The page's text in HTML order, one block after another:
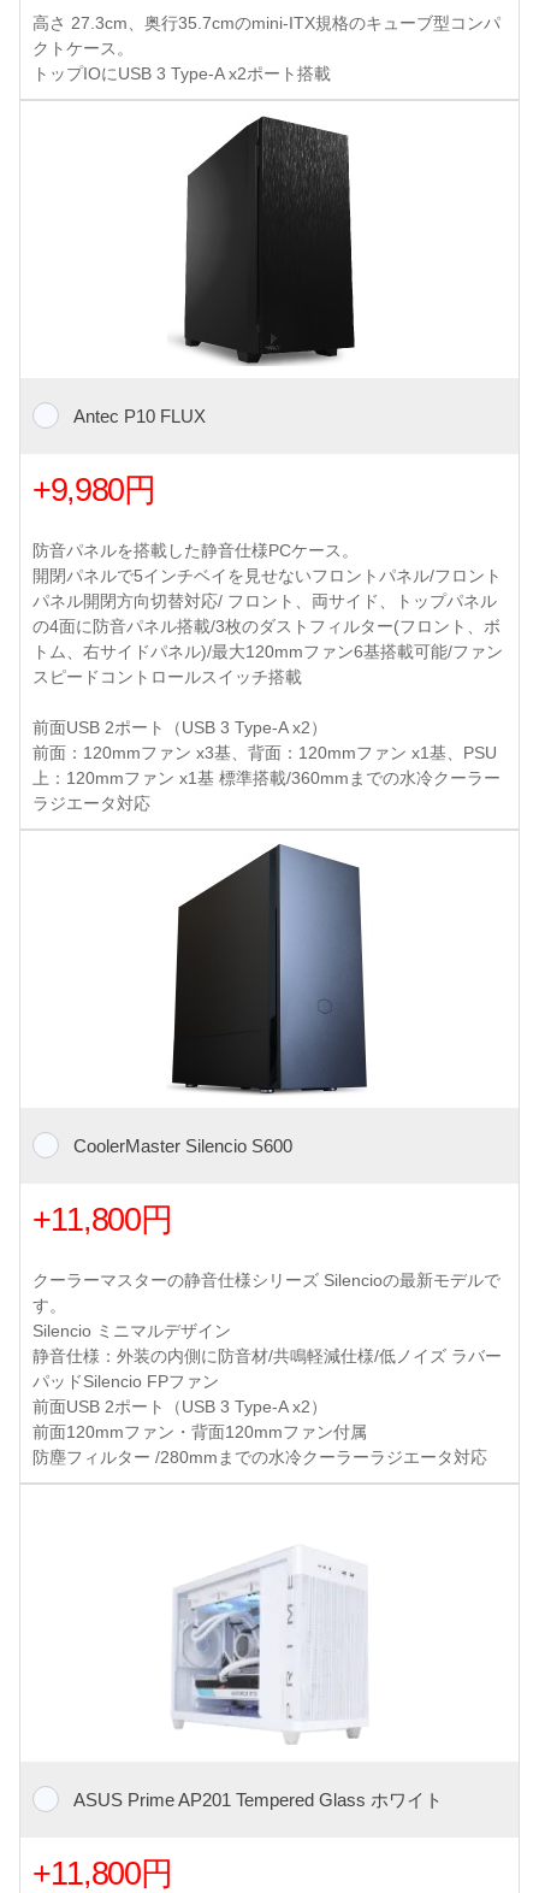
高さ 27.3cm、奥行35.7cmのmini-ITX規格のキューブ型コンパ
クトケース。
トップIOにUSB 3 Type-A x2ポート搭載
Antec P10 FLUX
+9,980円
防音パネルを搭載した静音仕様PCケース。
開閉パネルで5インチベイを見せないフロントパネル/フロント
パネル開閉方向切替対応/ フロント、両サイド、トップパネル
の4面に防音パネル搭載/3枚のダストフィルター(フロント、ボ
トム、右サイドパネル)/最大120mmファン6基搭載可能/ファン
スピードコントロールスイッチ搭載
前面USB 2ポート（USB 3 Type-A x2）
前面：120mmファン x3基、背面：120mmファン x1基、PSU
上：120mmファン x1基 標準搭載/360mmまでの水冷クーラー
ラジエータ対応
CoolerMaster Silencio S600
+11,800円
クーラーマスターの静音仕様シリーズ Silencioの最新モデルで
す。
Silencio ミニマルデザイン
静音仕様：外装の内側に防音材/共鳴軽減仕様/低ノイズ ラバー
パッドSilencio FPファン
前面USB 2ポート（USB 3 Type-A x2）
前面120mmファン・背面120mmファン付属
防塵フィルター /280mmまでの水冷クーラーラジエータ対応
ASUS Prime AP201 Tempered Glass ホワイト
+11,800円